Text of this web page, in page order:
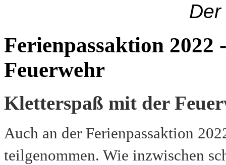
Der
Ferienpassaktion
Feuerwehr
Kletterspaß mit der
Auch an der Ferienpassaktion
teilgenommen. Wie inzwischen